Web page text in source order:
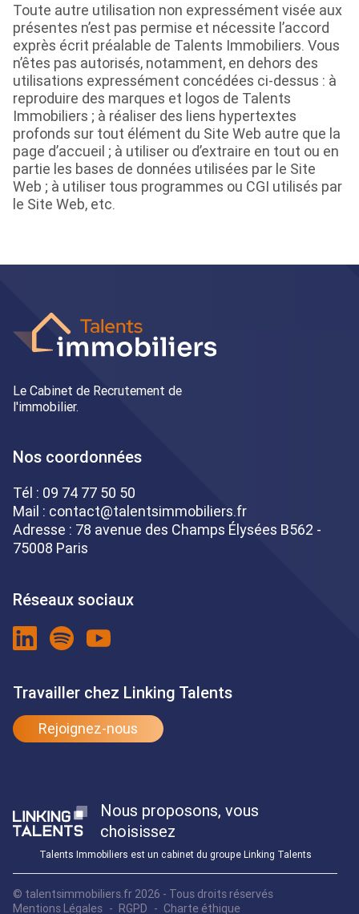
Toute autre utilisation non expressément visée aux
présentes n’est pas permise et nécessite l’accord
exprès écrit préalable de Talents Immobiliers. Vous
n’êtes pas autorisés, notamment, en dehors des
utilisations expressément concédées ci-dessus : à
reproduire des marques et logos de Talents
Immobiliers ; à réaliser des liens hypertextes
profonds sur tout élément du Site Web autre que la
page d’accueil ; à utiliser ou d’extraire en tout ou en
partie les bases de données utilisées par le Site
Web ; à utiliser tous programmes ou CGI utilisés par
le Site Web, etc.
Le Cabinet de Recrutement de
l'immobilier.
Nos coordonnées
Tél : 09 74 77 50 50
Mail : contact@talentsimmobiliers.fr
Adresse : 78 avenue des Champs Élysées B562 -
75008 Paris
Réseaux sociaux
Travailler chez Linking Talents
Rejoignez-nous
Nous proposons, vous
choisissez
Talents Immobiliers est un cabinet du groupe Linking Talents
© talentsimmobiliers.fr 2026 - Tous droits réservés
Mentions Légales
RGPD Charte éthique